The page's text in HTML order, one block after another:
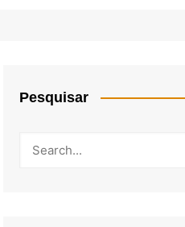
Pesquisar